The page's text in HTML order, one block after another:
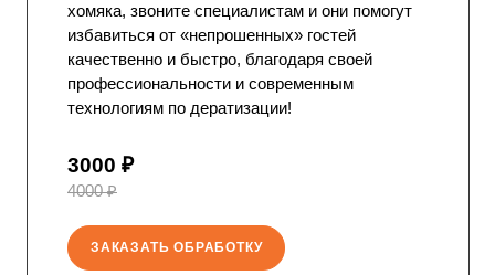
хомяка, звоните специалистам и они помогут
избавиться от «непрошенных» гостей
качественно и быстро, благодаря своей
профессиональности и современным
технологиям по дератизации!
3000 ₽
4000 ₽
ЗАКАЗАТЬ ОБРАБОТКУ